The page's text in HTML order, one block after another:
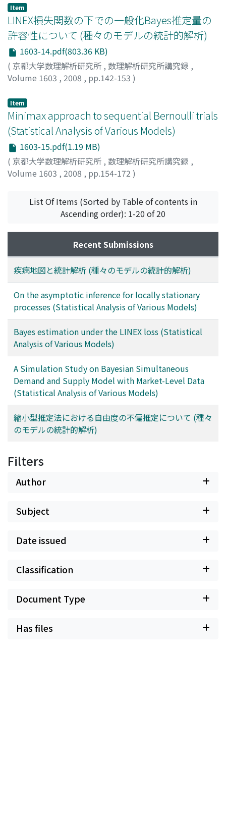
ヤタ, カズヨシ
Item
LINEX損失関数の下での一般化Bayes推定量の
許容性について (種々のモデルの統計的解析)
1603-14.pdf(803.36 KB)
( 京都大学数理解析研究所 , 数理解析研究所講究録 ,
Volume 1603 , 2008 , pp.142-153 )
Item
Minimax approach to sequential Bernoulli trials
(Statistical Analysis of Various Models)
1603-15.pdf(1.19 MB)
( 京都大学数理解析研究所 , 数理解析研究所講究録 ,
Volume 1603 , 2008 , pp.154-172 )
ケウチ, ケイ;アカヒラ, マサフミ
List Of Items (Sorted by Table of contents in
Ascending order): 1-20 of 20
Recent Submissions
疾病地図と統計解析 (種々のモデルの統計的解析)
On the asymptotic inference for locally stationary
processes (Statistical Analysis of Various Models)
Bayes estimation under the LINEX loss (Statistical
Analysis of Various Models)
A Simulation Study on Bayesian Simultaneous
Demand and Supply Model with Market-Level Data
(Statistical Analysis of Various Models)
縮小型推定法における自由度の不偏推定について (種々
のモデルの統計的解析)
Filters
Author
Subject
Date issued
Classification
Document Type
Has files